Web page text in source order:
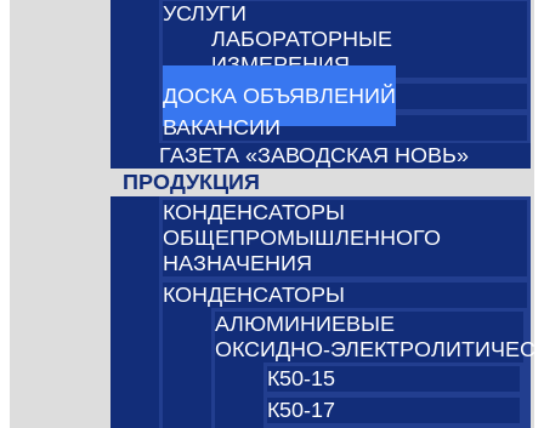
УСЛУГИ
ЛАБОРАТОРНЫЕ
ИЗМЕРЕНИЯ
ДОСКА ОБЪЯВЛЕНИЙ
ВАКАНСИИ
ГАЗЕТА «ЗАВОДСКАЯ НОВЬ»
ПРОДУКЦИЯ
КОНДЕНСАТОРЫ
ОБЩЕПРОМЫШЛЕННОГО
НАЗНАЧЕНИЯ
КОНДЕНСАТОРЫ
АЛЮМИНИЕВЫЕ
К50-15
К50-17